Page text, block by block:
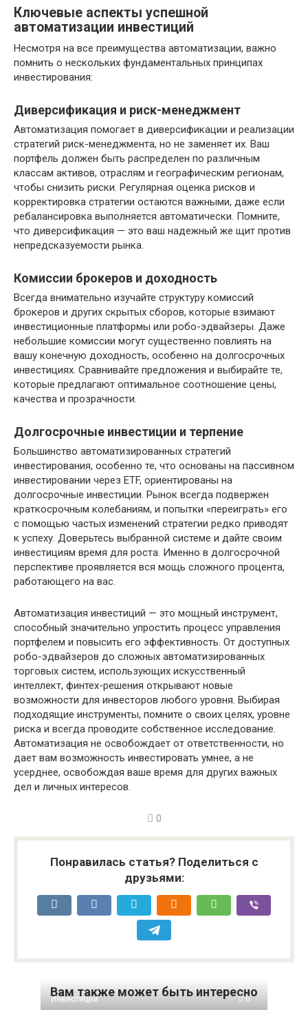
Ключевые аспекты успешной
автоматизации инвестиций
Несмотря на все преимущества автоматизации, важно
помнить о нескольких фундаментальных принципах
инвестирования:
Диверсификация и риск-менеджмент
Автоматизация помогает в диверсификации и реализации
стратегий риск-менеджмента, но не заменяет их. Ваш
портфель должен быть распределен по различным
классам активов, отраслям и географическим регионам,
чтобы снизить риски. Регулярная оценка рисков и
корректировка стратегии остаются важными, даже если
ребалансировка выполняется автоматически. Помните,
что диверсификация — это ваш надежный же щит против
непредсказуемости рынка.
Комиссии брокеров и доходность
Всегда внимательно изучайте структуру комиссий
брокеров и других скрытых сборов, которые взимают
инвестиционные платформы или робо-эдвайзеры. Даже
небольшие комиссии могут существенно повлиять на
вашу конечную доходность, особенно на долгосрочных
инвестициях. Сравнивайте предложения и выбирайте те,
которые предлагают оптимальное соотношение цены,
качества и прозрачности.
Долгосрочные инвестиции и терпение
Большинство автоматизированных стратегий
инвестирования, особенно те, что основаны на пассивном
инвестировании через ETF, ориентированы на
долгосрочные инвестиции. Рынок всегда подвержен
краткосрочным колебаниям, и попытки «переиграть» его
с помощью частых изменений стратегии редко приводят
к успеху. Доверьтесь выбранной системе и дайте своим
инвестициям время для роста. Именно в долгосрочной
перспективе проявляется вся мощь сложного процента,
работающего на вас.
Автоматизация инвестиций — это мощный инструмент,
способный значительно упростить процесс управления
портфелем и повысить его эффективность. От доступных
робо-эдвайзеров до сложных автоматизированных
торговых систем, использующих искусственный
интеллект, финтех-решения открывают новые
возможности для инвесторов любого уровня. Выбирая
подходящие инструменты, помните о своих целях, уровне
риска и всегда проводите собственное исследование.
Автоматизация не освобождает от ответственности, но
дает вам возможность инвестировать умнее, а не
усерднее, освобождая ваше время для других важных
дел и личных интересов.
0
Понравилась статья? Поделиться с
друзьями:
Вам также может быть интересно
Инвестиции 0